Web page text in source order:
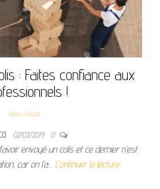
: Faites confiance aux
!
Non classé
02/03/2019 0
envoyé un colis et ce dernier n’est
car on l’a… Continuer la lecture